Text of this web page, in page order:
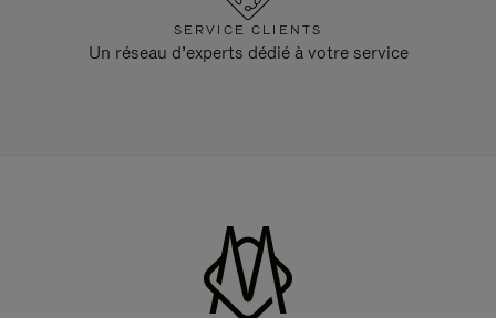
SERVICE CLIENTS
Un réseau d’experts dédié à votre service